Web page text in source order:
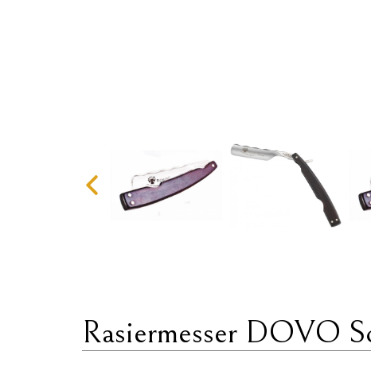
Rasiermesser DOVO